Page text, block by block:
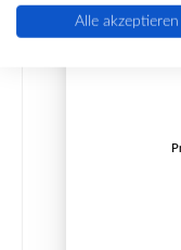
Alle akzeptieren